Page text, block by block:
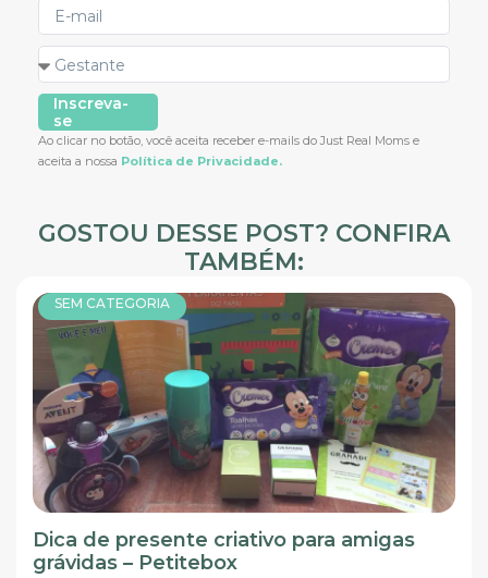
Inscreva-
se
Ao clicar no botão, você aceita receber e-mails do Just Real Moms e
aceita a nossa Política de Privacidade.
GOSTOU DESSE POST? CONFIRA
TAMBÉM:
SEM CATEGORIA
Dica de presente criativo para amigas
grávidas – Petitebox